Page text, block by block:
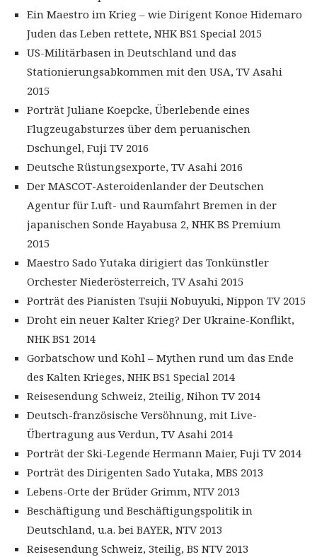
Ein Maestro im Krieg – wie Dirigent Konoe Hidemaro
Juden das Leben rettete, NHK BS1 Special 2015
US-Militärbasen in Deutschland und das
Stationierungsabkommen mit den USA, TV Asahi
2015
Porträt Juliane Koepcke, Überlebende eines
Flugzeugabsturzes über dem peruanischen
Dschungel, Fuji TV 2016
Deutsche Rüstungsexporte, TV Asahi 2016
Der MASCOT-Asteroidenlander der Deutschen
Agentur für Luft- und Raumfahrt Bremen in der
japanischen Sonde Hayabusa 2, NHK BS Premium
2015
Maestro Sado Yutaka dirigiert das Tonkünstler
Orchester Niederösterreich, TV Asahi 2015
Porträt des Pianisten Tsujii Nobuyuki, Nippon TV 2015
Droht ein neuer Kalter Krieg? Der Ukraine-Konflikt,
NHK BS1 2014
Gorbatschow und Kohl – Mythen rund um das Ende
des Kalten Krieges, NHK BS1 Special 2014
Reisesendung Schweiz, 2teilig, Nihon TV 2014
Deutsch-französische Versöhnung, mit Live-
Übertragung aus Verdun, TV Asahi 2014
Porträt der Ski-Legende Hermann Maier, Fuji TV 2014
Porträt des Dirigenten Sado Yutaka, MBS 2013
Lebens-Orte der Brüder Grimm, NTV 2013
Beschäftigung und Beschäftigungspolitik in
Deutschland, u.a. bei BAYER, NTV 2013
Reisesendung Schweiz, 3teilig, BS NTV 2013